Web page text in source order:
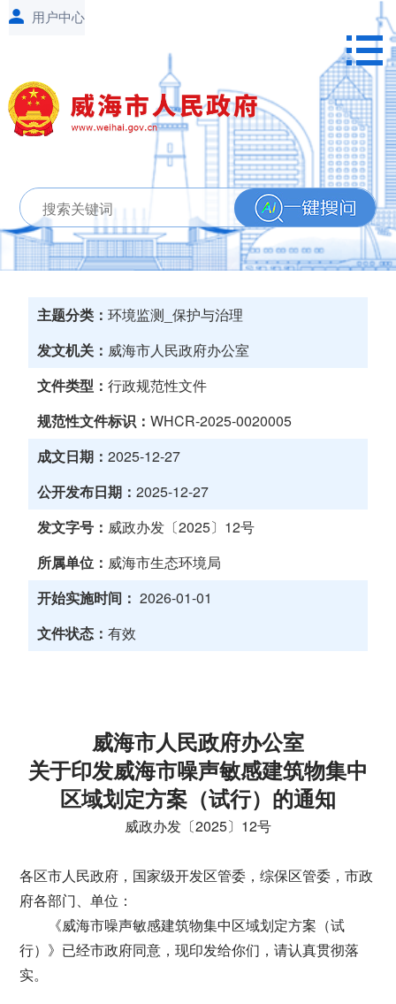
主题分类：环境监测_保护与治理
发文机关： 威海市人民政府办公室
文件类型：行政规范性文件
规范性文件标识：WHCR-2025-0020005
成文日期：2025-12-27
公开发布日期：2025-12-27
发文字号： 威政办发〔2025〕12号
所属单位： 威海市生态环境局
开始实施时间： 2026-01-01
文件状态：有效
威海市人民政府办公室
关于印发威海市噪声敏感建筑物集中
区域划定方案（试行）的通知
威政办发〔2025〕12号
各区市人民政府，国家级开发区管委，综保区管委，市政
府各部门、单位：
《威海市噪声敏感建筑物集中区域划定方案（试
行）》已经市政府同意，现印发给你们，请认真贯彻落
实。